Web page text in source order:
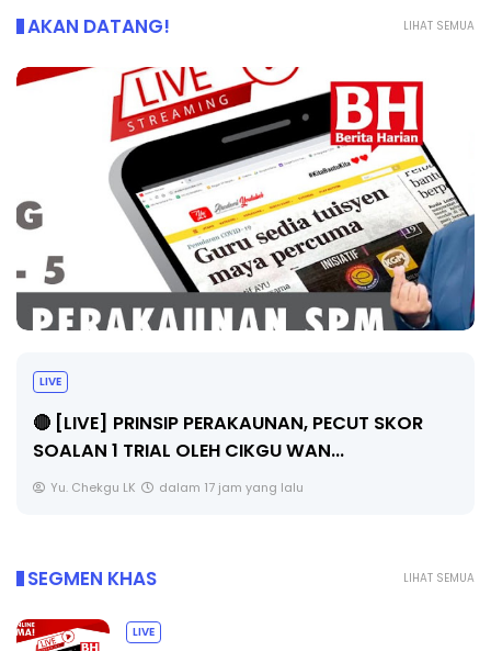
LIHAT SEMUA
AKAN DATANG!
LIVE
🔴 [LIVE] PRINSIP PERAKAUNAN, PECUT SKOR
SOALAN 1 TRIAL OLEH CIKGU WAN...
Yu. Chekgu LK dalam 17 jam yang lalu
LIHAT SEMUA
SEGMEN KHAS
LIVE